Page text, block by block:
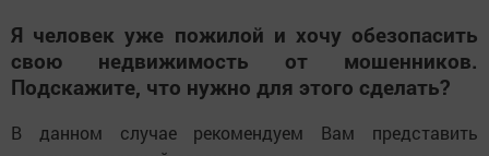
Я человек уже пожилой и хочу обезопасить
свою недвижимость от мошенников.
Подскажите, что нужно для этого сделать?
В данном случае рекомендуем Вам представить